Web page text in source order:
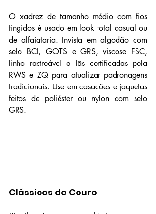
O xadrez de tamanho médio com fios
tingidos é usado em look total casual ou
de alfaiataria. Invista em algodão com
selo BCI, GOTS e GRS, viscose FSC,
linho rastreável e lãs certificadas pela
RWS e ZQ para atualizar padronagens
tradicionais. Use em casacões e jaquetas
feitos de poliéster ou nylon com selo
GRS.
Clássicos de Couro